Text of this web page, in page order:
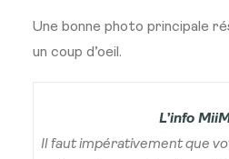
Une bonne photo principale
un coup d’oeil.
L’info
Il faut impérativement que